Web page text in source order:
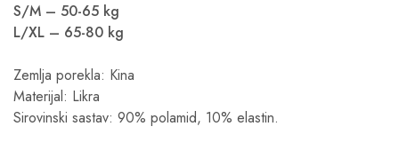
S/M – 50-65 kg
L/XL – 65-80 kg
Zemlja porekla: Kina
Materijal: Likra
Sirovinski sastav: 90% polamid, 10% elastin.